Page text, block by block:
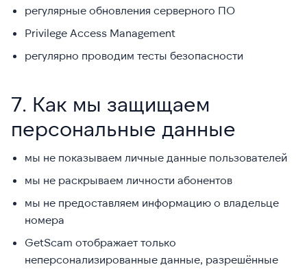
регулярные обновления серверного ПО
Privilege Access Management
регулярно проводим тесты безопасности
7. Как мы защищаем
персональные данные
мы не показываем личные данные пользователей
мы не раскрываем личности абонентов
мы не предоставляем информацию о владельце
номера
GetScam отображает только
неперсонализированные данные, разрешённые